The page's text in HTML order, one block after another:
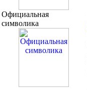
Официальная
символика